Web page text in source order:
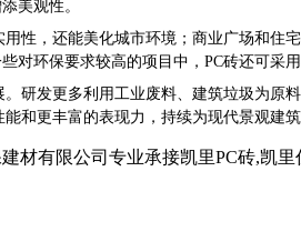
美观性。
性，还能美化城市环境； 商业广场和住
环保要求较高的项目中，PC砖还可采
。研发更多利用工业废料、建筑垃圾为原
和更丰富的表现力，持续为现代景观建筑
有限公司专业承接凯里PC砖,凯里